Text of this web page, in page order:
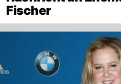
Fischer